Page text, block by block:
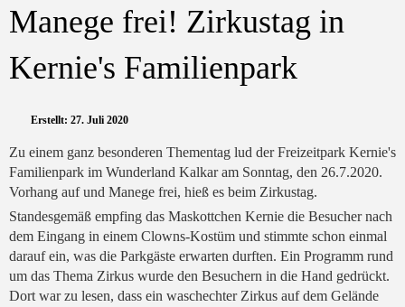
Manege frei! Zirkustag in
Kernie's Familienpark
Erstellt: 27. Juli 2020
Zu einem ganz besonderen Thementag lud der Freizeitpark Kernie's
Familienpark im Wunderland Kalkar am Sonntag, den 26.7.2020.
Vorhang auf und Manege frei, hieß es beim Zirkustag.
Standesgemäß empfing das Maskottchen Kernie die Besucher nach
dem Eingang in einem Clowns-Kostüm und stimmte schon einmal
darauf ein, was die Parkgäste erwarten durften. Ein Programm rund
um das Thema Zirkus wurde den Besuchern in die Hand gedrückt.
Dort war zu lesen, dass ein waschechter Zirkus auf dem Gelände